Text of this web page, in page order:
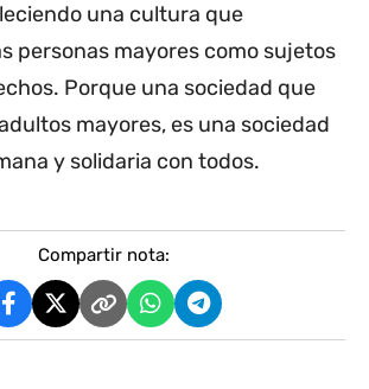
una cultura que
personas mayores como sujetos
Porque una sociedad que
mayores, es una sociedad
y solidaria con todos.
Compartir nota: